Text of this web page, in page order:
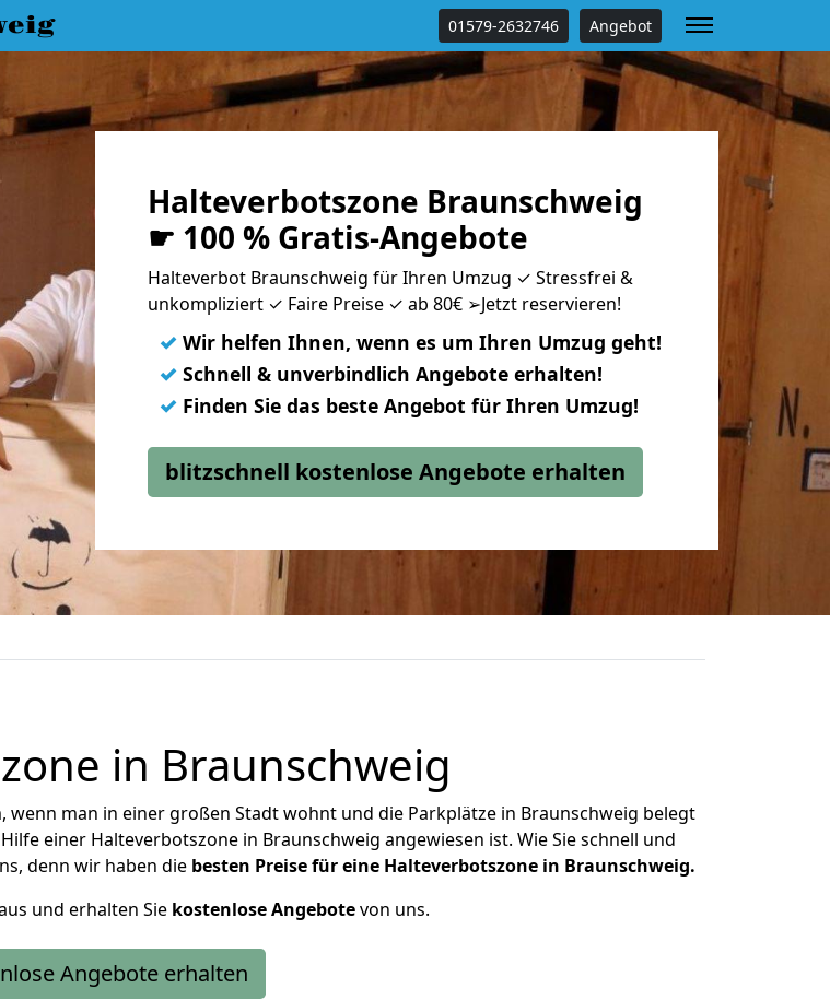
01579-2632746 Angebot
Halteverbotszone Braunschweig
☛ 100 % Gratis-Angebote
Halteverbot Braunschweig für Ihren Umzug ✓ Stressfrei &
unkompliziert ✓ Faire Preise ✓ ab 80€ ➢Jetzt reservieren!
✓ Wir helfen Ihnen, wenn es um Ihren Umzug geht!
✓ Schnell & unverbindlich Angebote erhalten!
✓ Finden Sie das beste Angebot für Ihren Umzug!
blitzschnell kostenlose Angebote erhalten
in Braunschweig
man in einer großen Stadt wohnt und die Parkplätze in Braunschweig belegt
einer Halteverbotszone in Braunschweig angewiesen ist. Wie Sie schnell und
denn wir haben die besten Preise für eine Halteverbotszone in Braunschweig.
und erhalten Sie kostenloseAngebotevon uns.
Angebote erhalten